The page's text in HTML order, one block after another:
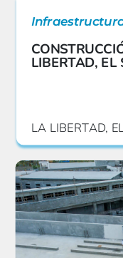
LIBERTAD, EL
LA LIBERTAD,